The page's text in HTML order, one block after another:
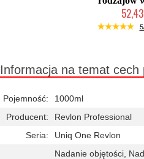
Duża ilość
Informacja na temat cech
Pojemność:
1000ml
Producent:
Revlon Professional
Seria:
Uniq One Revlon
Nadanie objętości,